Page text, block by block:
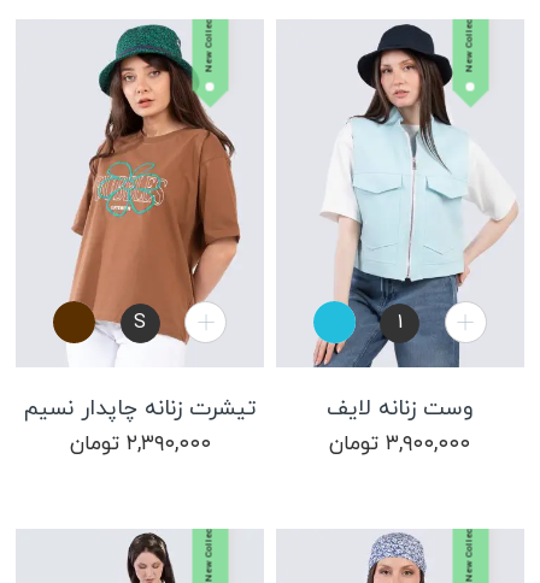
New Collection
1
وست زنانه لایف
۳,۹۰۰,۰۰۰ تومان
New Collection
S
تیشرت زنانه چاپدار نسیم
۲,۳۹۰,۰۰۰ تومان
New Collection
New Collection